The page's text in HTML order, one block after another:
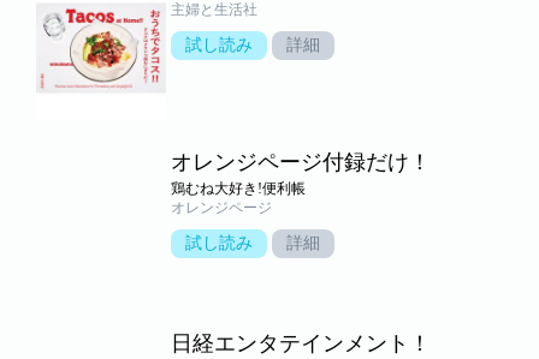
主婦と生活社
試し読み 詳細
オレンジページ付録だけ！
鶏むね大好き!便利帳
オレンジページ
試し読み 詳細
日経エンタテインメント！